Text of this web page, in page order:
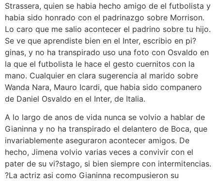
Strassera, quien se habia hecho amigo de el futbolista y
habia sido honrado con el padrinazgo sobre Morrison.
Lo caro que me salio acontecer el padrino sobre tu hijo.
Se ve que aprendiste bien en el Inter, escribio en pi?
ginas, y no ha transpirado uso una foto con Osvaldo en
la que el futbolista le hace el gesto cuernitos con la
mano. Cualquier en clara sugerencia al marido sobre
Wanda Nara, Mauro Icardi, que habia sido companero
de Daniel Osvaldo en el Inter, de Italia.
A lo largo de anos de vida nunca se volvio a hablar de
Gianinna y no ha transpirado el delantero de Boca, que
invariablemente aseguraron acontecer amigos. De
hecho, Jimena volvio varias veces a convivir con el
pater de su vi?stago, si bien siempre con intermitencias.
?La actriz asi como Gianinna recompusieron su